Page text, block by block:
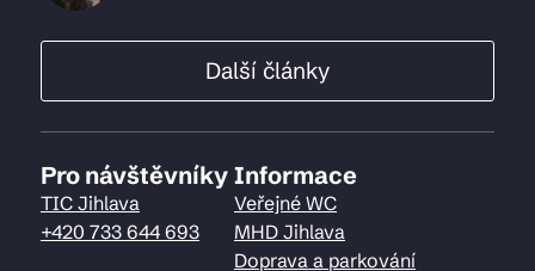
Další články
Pro návštěvníky
TIC Jihlava
+420 733 644 693
Informace
Veřejné WC
MHD Jihlava
Doprava a parkování